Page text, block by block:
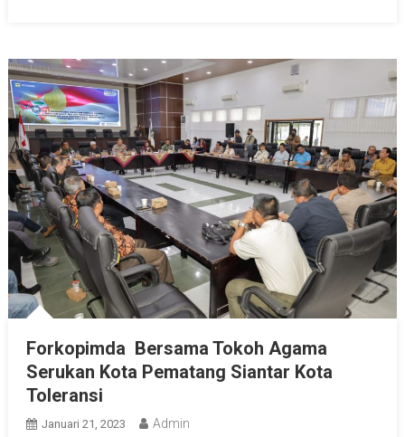
Forkopimda Bersama Tokoh Agama
Serukan Kota Pematang Siantar Kota
Toleransi
Januari 21, 2023 Admin